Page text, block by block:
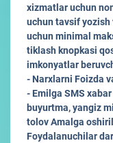
xizmatlar uchun
uchun tavsif
uchun minimal
tiklash knopkasi
imkonyatlar
- Narxlarni Foizda
- Emilga SMS
buyurtma, yangiz
tolov Amalga
Foydalanuchilar